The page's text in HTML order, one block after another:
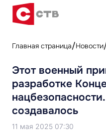
Главная страница Новости
Этот военный
разработке
создавалось
11 мая 2025 07:30